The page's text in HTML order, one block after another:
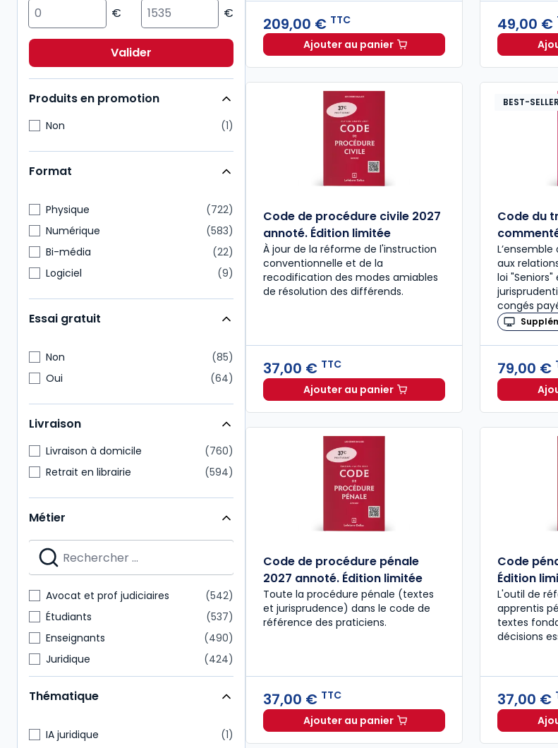
92
Fiscal
85
Immobilier
54
Valider
Produits en promotion
Non 1
Format
Physique
722
Numérique
583
Bi-média
22
Logiciel
9
Essai gratuit
Non
85
Oui
64
Livraison
Livraison à domicile
760
Retrait en librairie
594
Métier
Avocat et prof judiciaires
542
Étudiants
537
Enseignants
490
Juridique
424
Notaire
218
Expert-comptable
175
Commissaire aux comptes
151
Thématique
IA juridique 1
209,00 € TTC
Ajouter au panierMémento Social 2026 à 209,00 € TTC
49,00 €
Code de procédure civile 2027
annoté. Édition limitée
À jour de la réforme de l'instruction
conventionnelle et de la
recodification des modes amiables
de résolution des différends.
37,00 € TTC
Ajouter au panierCode de procédure civile 2027 annoté.
BEST-SELLER
Code du
aux
loi
congés
79,00 €
Code de procédure pénale
2027 annoté. Édition limitée
Toute la procédure pénale (textes
et jurisprudence) dans le code de
référence des praticiens.
37,00 € TTC
Ajouter au panierCode de procédure pénale 2027
Code
Édition
L'outil de
apprentis
textes
décisions
37,00 €